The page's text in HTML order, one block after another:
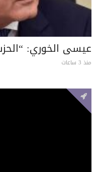
عيسى الخوري:
منذ 3 ساعات